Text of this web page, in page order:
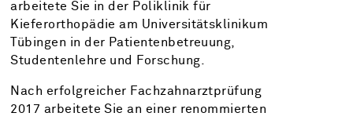
arbeitete Sie in der Poliklinik für
Kieferorthopädie am Universitätsklinikum
Tübingen in der Patientenbetreuung,
Studentenlehre und Forschung.
Nach erfolgreicher Fachzahnarztprüfung
2017 arbeitete Sie an einer renommierten